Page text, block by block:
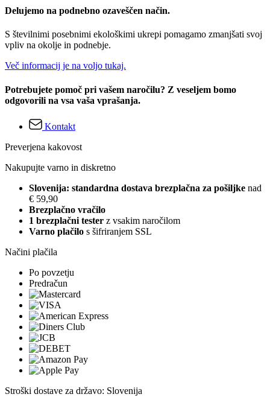
Delujemo na podnebno ozaveščen način.
S številnimi posebnimi ekološkimi ukrepi pomagamo zmanjšati svoj
vpliv na okolje in podnebje.
Več informacij je na voljo tukaj.
Potrebujete pomoč pri vašem naročilu? Z veseljem bomo
odgovorili na vsa vaša vprašanja.
Kontakt
Preverjena kakovost
Nakupujte varno in diskretno
Slovenija: standardna dostava brezplačna za pošiljke nad
€ 59,90
Brezplačno vračilo
1 brezplačni tester z vsakim naročilom
Varno plačilo s šifriranjem SSL
Načini plačila
Po povzetju
Predračun
Stroški dostave za državo: Slovenija